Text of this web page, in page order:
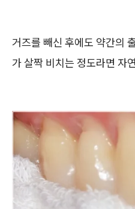
거즈를 빼신 후에도 약간의
가 살짝 비치는 정도라면 자